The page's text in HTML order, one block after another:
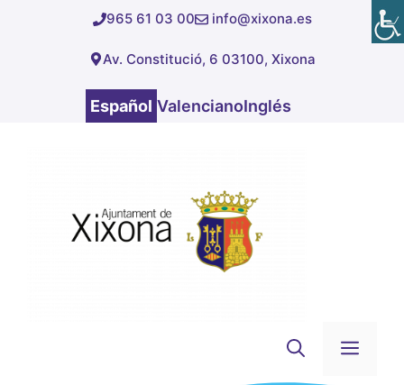
965 61 03 00 info@xixona.es
Av. Constitució, 6 03100, Xixona
Español ValencianoInglés